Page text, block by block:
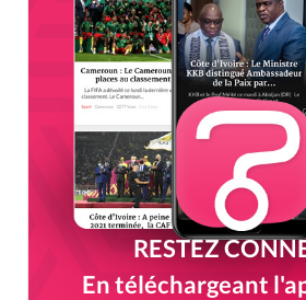
RESTEZ
En téléchargeant